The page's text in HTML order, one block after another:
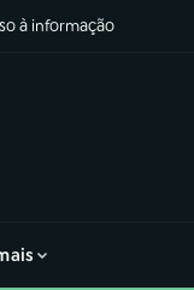
à informação